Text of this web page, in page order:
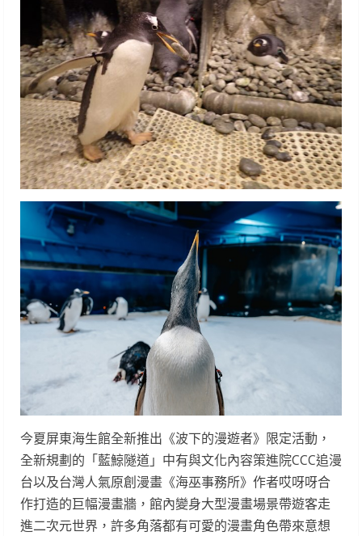
今夏屏東海生館全新推出《波下的漫遊者》限定活動，
全新規劃的「藍鯨隧道」中有與文化內容策進院CCC追漫
台以及台灣人氣原創漫畫《海巫事務所》作者哎呀呀合
作打造的巨幅漫畫牆，館內變身大型漫畫場景帶遊客走
進二次元世界，許多角落都有可愛的漫畫角色帶來意想